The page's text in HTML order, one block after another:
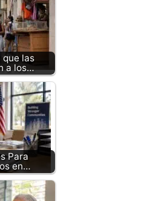
que las
a los…
Para
en…